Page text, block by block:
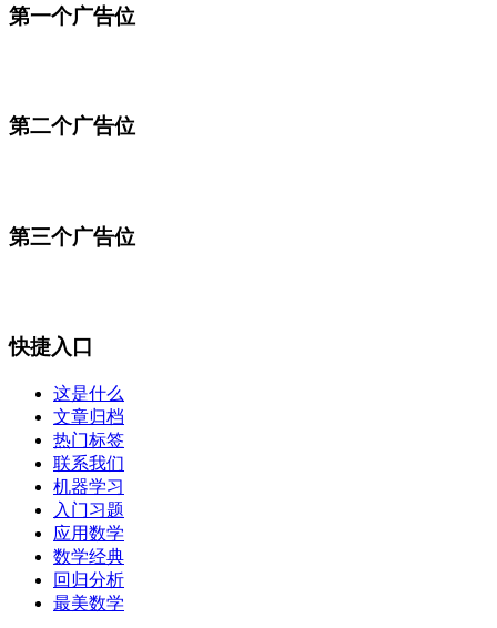
第一个广告位
第二个广告位
第三个广告位
快捷入口
这是什么
文章归档
热门标签
联系我们
机器学习
入门习题
应用数学
数学经典
回归分析
最美数学